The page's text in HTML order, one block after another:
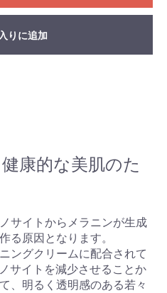
りに追加
康的な美肌のた
サイトからメラニンが生成
る原因となります。
ングクリームに配合されて
サイトを減少させることか
、明るく透明感のある若々